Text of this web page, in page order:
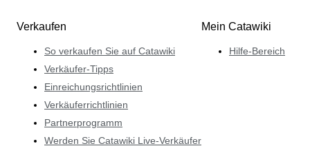
Verkaufen
So verkaufen Sie auf Catawiki
Verkäufer-Tipps
Einreichungsrichtlinien
Verkäuferrichtlinien
Partnerprogramm
Werden Sie Catawiki Live-Verkäufer
Mein Catawiki
Hilfe-Bereich